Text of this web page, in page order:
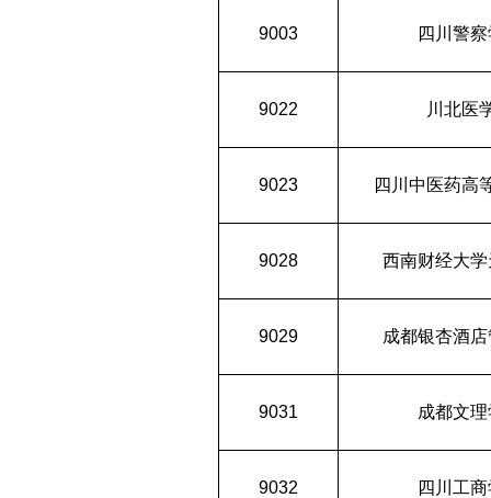
9003 四川警
9022 川北医
9023 四川中医药高
9028 西南财经大
9029 成都银杏酒
9031 成都文
9032 四川工